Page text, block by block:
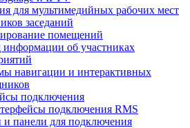
для мультимедийных рабочих мест
заседаний
помещений
об участниках
навигации и интерактивных
подключения
подключения RMS
панели для подключения